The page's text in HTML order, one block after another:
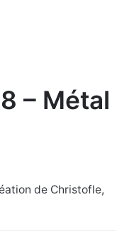
– Métal
de Christofle,